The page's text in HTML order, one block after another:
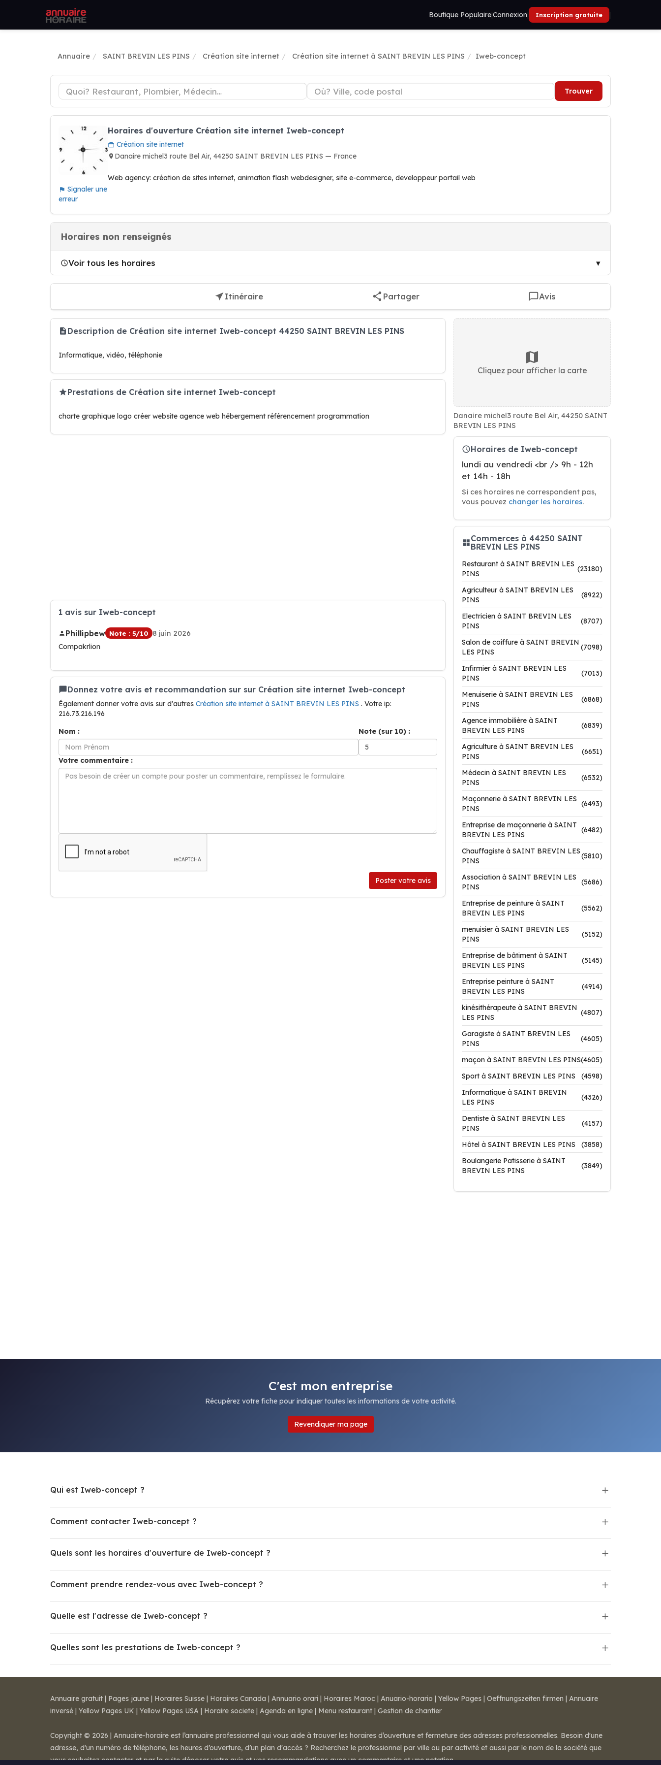
Boutique Populaire|Connexion| Inscription gratuite |
Annuaire SAINT BREVIN LES PINS Création site internet Création site internet à SAINT BREVIN LES PINS Iweb-concept
Trouver
Signaler une
erreur
Horaires d'ouverture Création site internet Iweb-concept
Création site internet
Danaire michel3 route Bel Air, 44250 SAINT BREVIN LES PINS — France
Web agency: création de sites internet, animation flash webdesigner, site e-commerce, developpeur portail web
Horaires non renseignés
Voir tous les horaires
Itinéraire Partager Avis
Description de Création site internet Iweb-concept 44250 SAINT BREVIN LES PINS
Informatique, vidéo, téléphonie
Prestations de Création site internet Iweb-concept
charte graphique logo créer website agence web hébergement référencement programmation
1 avis sur Iweb-concept
Phillipbew Note : 5/10 8 juin 2026
Compakrlion
Donnez votre avis et recommandation sur sur Création site internet Iweb-concept
Également donner votre avis sur d'autres Création site internet à SAINT BREVIN LES PINS . Votre ip:
216.73.216.196
Nom :
Note (sur 10) :
Votre commentaire :
Poster votre avis
Cliquez pour afficher la carte
Danaire michel3 route Bel Air, 44250 SAINT
BREVIN LES PINS
Horaires de Iweb-concept
lundi au vendredi <br /> 9h - 12h
et 14h - 18h
Si ces horaires ne correspondent pas,
vous pouvez changer les horaires.
Commerces à 44250 SAINT
BREVIN LES PINS
Restaurant à SAINT BREVIN LES
PINS
(23180)
Agriculteur à SAINT BREVIN LES
PINS
(8922)
Electricien à SAINT BREVIN LES
PINS
(8707)
Salon de coiffure à SAINT BREVIN
LES PINS
(7098)
Infirmier à SAINT BREVIN LES
PINS
(7013)
Menuiserie à SAINT BREVIN LES
PINS
(6868)
Agence immobilière à SAINT
BREVIN LES PINS
(6839)
Agriculture à SAINT BREVIN LES
PINS
(6651)
Médecin à SAINT BREVIN LES
PINS
(6532)
Maçonnerie à SAINT BREVIN LES
PINS
(6493)
Entreprise de maçonnerie à SAINT
BREVIN LES PINS
(6482)
Chauffagiste à SAINT BREVIN LES
PINS
(5810)
Association à SAINT BREVIN LES
PINS
(5686)
Entreprise de peinture à SAINT
BREVIN LES PINS
(5562)
menuisier à SAINT BREVIN LES
PINS
(5152)
Entreprise de bâtiment à SAINT
BREVIN LES PINS
(5145)
Entreprise peinture à SAINT
BREVIN LES PINS
(4914)
kinésithérapeute à SAINT BREVIN
LES PINS
(4807)
Garagiste à SAINT BREVIN LES
PINS
(4605)
maçon à SAINT BREVIN LES PINS(4605)
Sport à SAINT BREVIN LES PINS
(4598)
Informatique à SAINT BREVIN
LES PINS
(4326)
Dentiste à SAINT BREVIN LES
PINS
(4157)
Hôtel à SAINT BREVIN LES PINS
(3858)
Boulangerie Patisserie à SAINT
BREVIN LES PINS
(3849)
C'est mon entreprise
Récupérez votre fiche pour indiquer toutes les informations de votre activité.
Revendiquer ma page
Qui est Iweb-concept ?
Comment contacter Iweb-concept ?
Quels sont les horaires d'ouverture de Iweb-concept ?
Comment prendre rendez-vous avec Iweb-concept ?
Quelle est l'adresse de Iweb-concept ?
Quelles sont les prestations de Iweb-concept ?
Annuaire gratuit | Pages jaune | Horaires Suisse | Horaires Canada | Annuario orari | Horaires Maroc | Anuario-horario | Yellow Pages | Oeffnungszeiten firmen | Annuaire
inversé | Yellow Pages UK | Yellow Pages USA | Horaire societe | Agenda en ligne | Menu restaurant | Gestion de chantier
Copyright © 2026 | Annuaire-horaire est l’annuaire professionnel qui vous aide à trouver les horaires d’ouverture et fermeture des adresses professionnelles. Besoin d'une
adresse, d'un numéro de téléphone, les heures d’ouverture, d’un plan d'accès ? Recherchez le professionnel par ville ou par activité et aussi par le nom de la société que
vous souhaitez contacter et par la suite déposer votre avis et vos recommandations avec un commentaire et une notation.